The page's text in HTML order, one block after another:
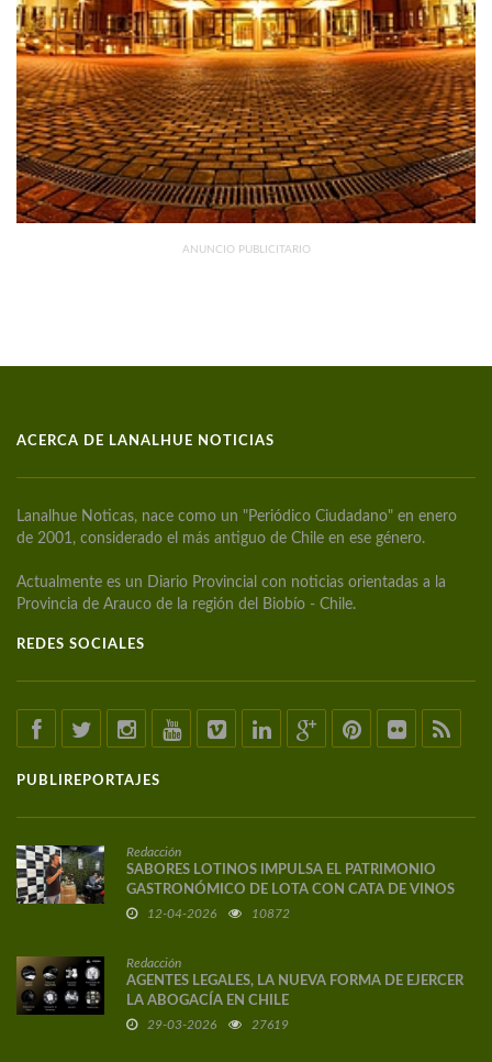
DISMINUYERON 15,4% INTERANUAL
ANUNCIO PUBLICITARIO
ACERCA DE LANALHUE NOTICIAS
Lanalhue Noticas, nace como un "Periódico Ciudadano" en enero
de 2001, considerado el más antiguo de Chile en ese género.
Actualmente es un Diario Provincial con noticias orientadas a la
Provincia de Arauco de la región del Biobío - Chile.
REDES SOCIALES
PUBLIREPORTAJES
Redacción
SABORES LOTINOS IMPULSA EL PATRIMONIO
GASTRONÓMICO DE LOTA CON CATA DE VINOS
DE AUTOR
12-04-2026 10872
Redacción
AGENTES LEGALES, LA NUEVA FORMA DE EJERCER
LA ABOGACÍA EN CHILE
29-03-2026 27619